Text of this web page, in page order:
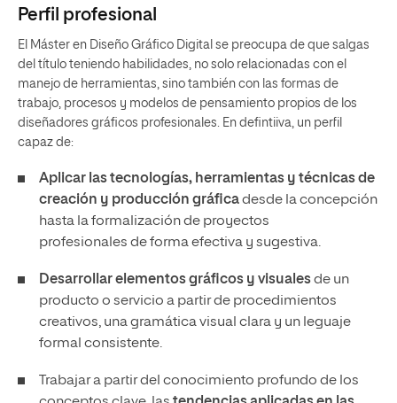
Perfil profesional
El Máster en Diseño Gráfico Digital se preocupa de que salgas
del título teniendo habilidades, no solo relacionadas con el
manejo de herramientas, sino también con las formas de
trabajo, procesos y modelos de pensamiento propios de los
diseñadores gráficos profesionales. En defintiiva, un perfil
capaz de:
Aplicar las tecnologías, herramientas y técnicas de
creación y producción gráficadesde la concepción
hasta la formalización de proyectos
profesionales de forma efectiva y sugestiva.
Desarrollar elementos gráficos y visualesde un
producto o servicio a partir de procedimientos
creativos, una gramática visual clara y un leguaje
formal consistente.
Trabajar a partir del conocimiento profundo de los